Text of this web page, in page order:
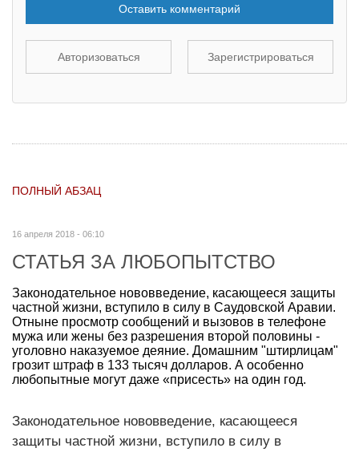
Оставить комментарий
Авторизоваться Зарегистрироваться
ПОЛНЫЙ АБЗАЦ
16 апреля 2018 - 06:10
СТАТЬЯ ЗА ЛЮБОПЫТСТВО
Законодательное нововведение, касающееся защиты
частной жизни, вступило в силу в Саудовской Аравии.
Отныне просмотр сообщений и вызовов в телефоне
мужа или жены без разрешения второй половины -
уголовно наказуемое деяние. Домашним "штирлицам"
грозит штраф в 133 тысяч долларов. А особенно
любопытные могут даже «присесть» на один год.
Законодательное нововведение, касающееся
защиты частной жизни, вступило в силу в